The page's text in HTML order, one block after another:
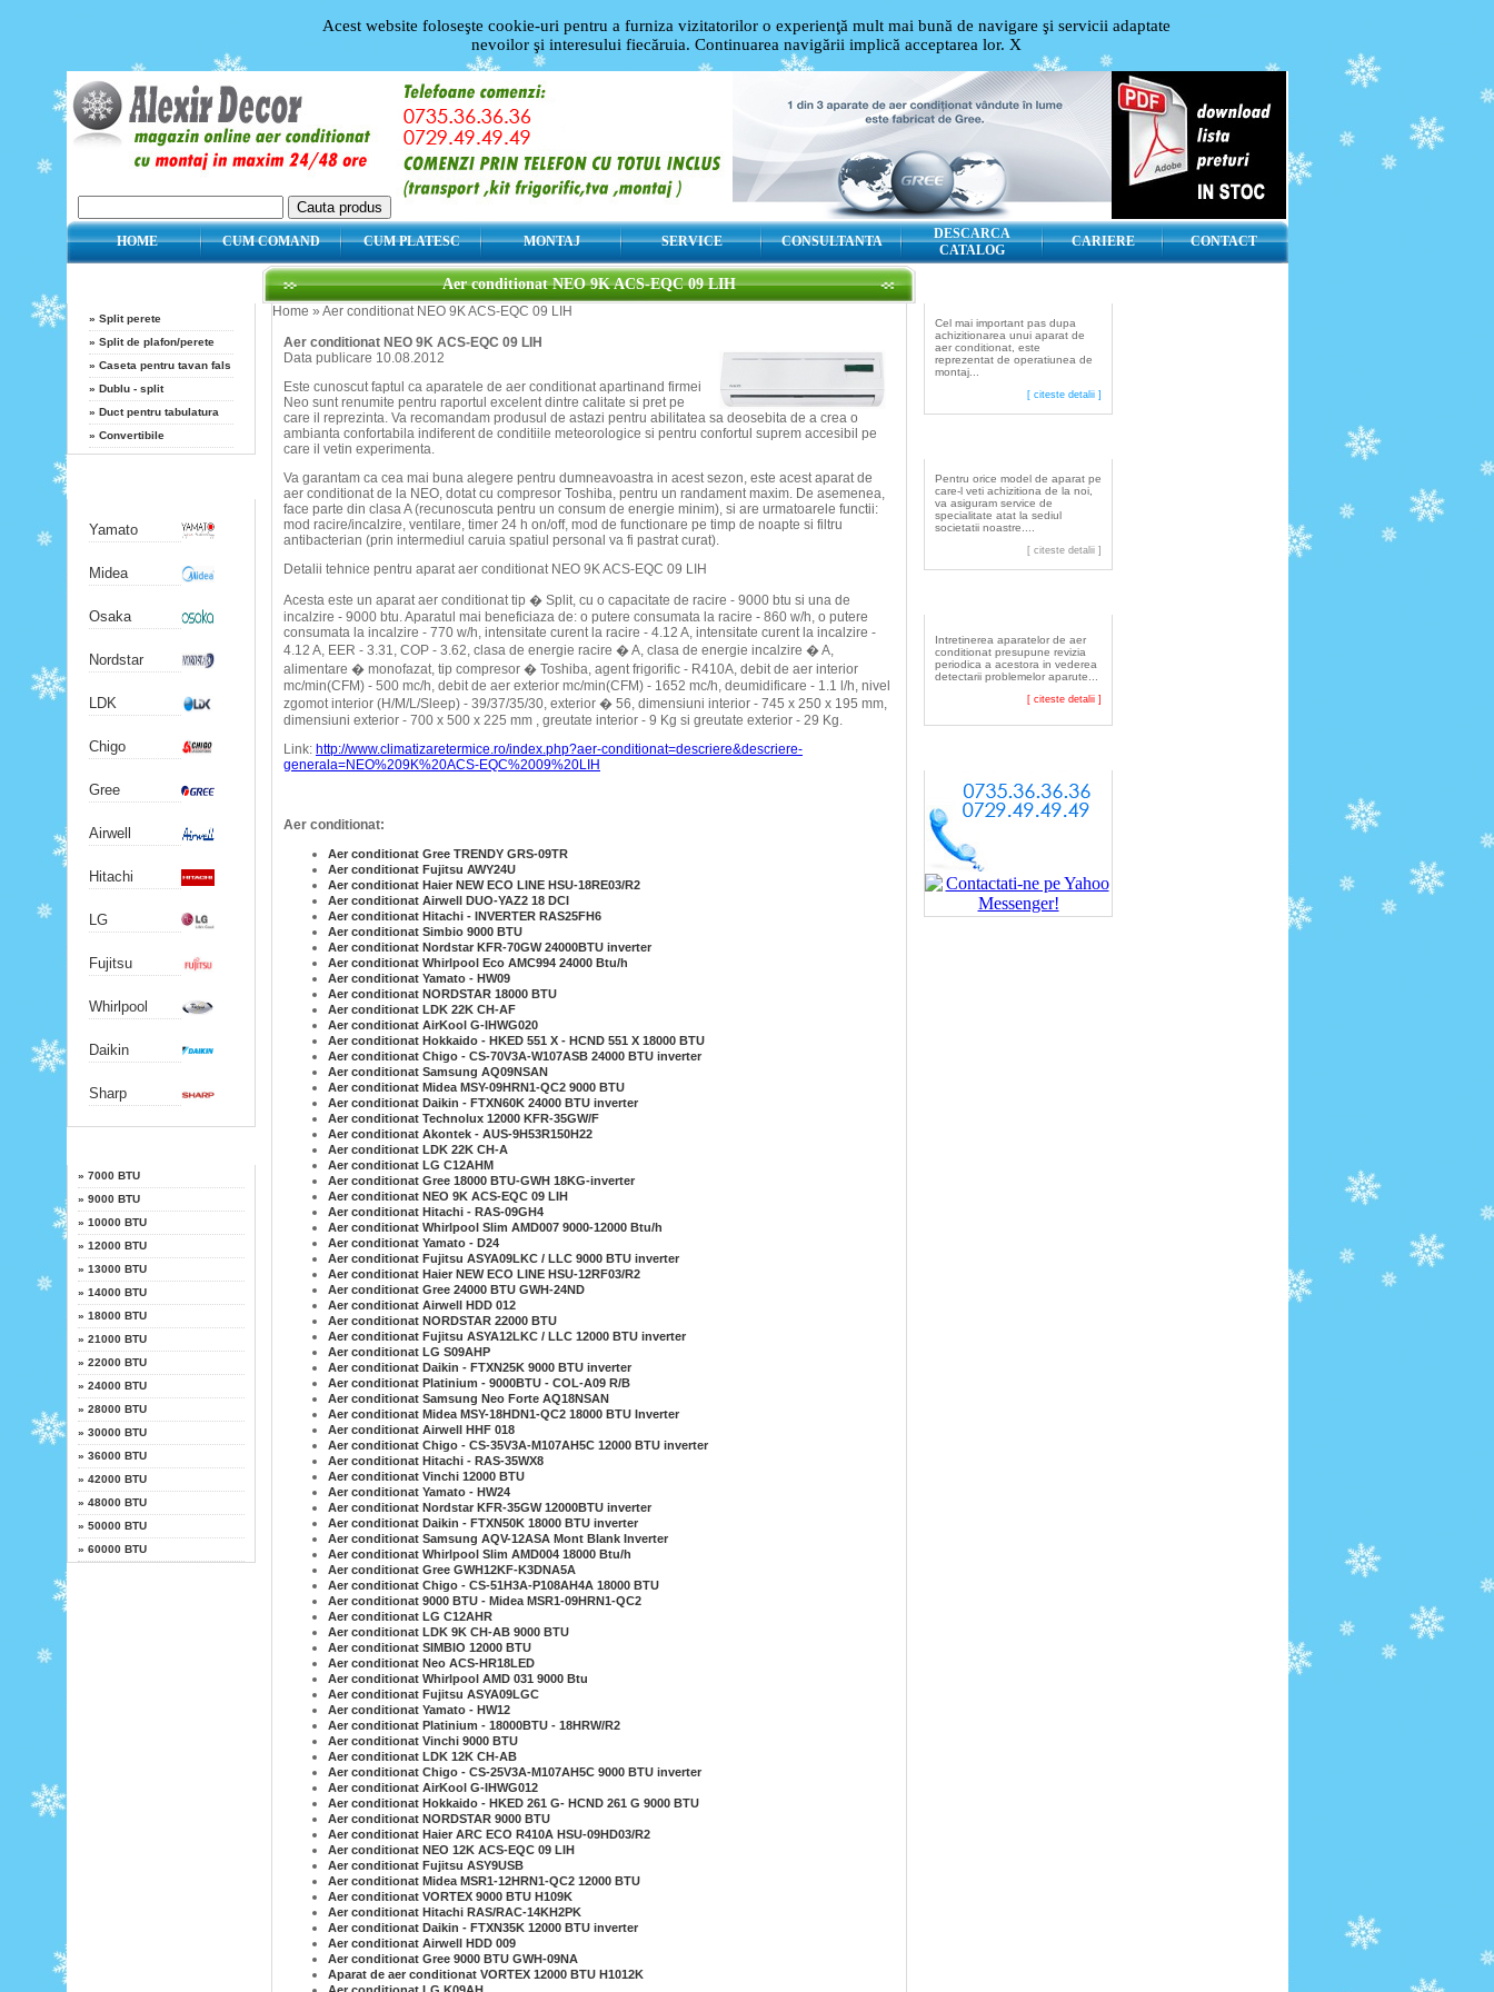
Acest website foloseşte cookie-uri pentru a furniza vizitatorilor o experienţă mult mai bună de navigare şi servicii adaptate
nevoilor şi interesului fiecăruia. Continuarea navigării implică acceptarea lor. X
HOME CUM COMAND CUM PLATESC MONTAJ SERVICE CONSULTANTA
DESCARCA
CATALOG
CARIERE CONTACT
» Split perete
» Split de plafon/perete
» Caseta pentru tavan fals
» Dublu - split
» Duct pentru tabulatura
» Convertibile
Yamato
Midea
Osaka
Nordstar
LDK
Chigo
Gree
Airwell
Hitachi
LG
Fujitsu
Whirlpool
Daikin
Sharp
» 7000 BTU
» 9000 BTU
» 10000 BTU
» 12000 BTU
» 13000 BTU
» 14000 BTU
» 18000 BTU
» 21000 BTU
» 22000 BTU
» 24000 BTU
» 28000 BTU
» 30000 BTU
» 36000 BTU
» 42000 BTU
» 48000 BTU
» 50000 BTU
» 60000 BTU
Aer conditionat NEO 9K ACS-EQC 09 LIH
Home » Aer conditionat NEO 9K ACS-EQC 09 LIH
Aer conditionat NEO 9K ACS-EQC 09 LIH
Data publicare 10.08.2012
Este cunoscut faptul ca aparatele de aer conditionat apartinand firmei
Neo sunt renumite pentru raportul excelent dintre calitate si pret pe
care il reprezinta. Va recomandam produsul de astazi pentru abilitatea sa deosebita de a crea o
ambianta confortabila indiferent de conditiile meteorologice si pentru confortul suprem accesibil pe
care il vetin experimenta.
Va garantam ca cea mai buna alegere pentru dumneavoastra in acest sezon, este acest aparat de
aer conditionat de la NEO, dotat cu compresor Toshiba, pentru un randament maxim. De asemenea,
face parte din clasa A (recunoscuta pentru un consum de energie minim), si are urmatoarele functii:
mod racire/incalzire, ventilare, timer 24 h on/off, mod de functionare pe timp de noapte si filtru
antibacterian (prin intermediul caruia spatiul personal va fi pastrat curat).
Detalii tehnice pentru aparat aer conditionat NEO 9K ACS-EQC 09 LIH
Acesta este un aparat aer conditionat tip � Split, cu o capacitate de racire - 9000 btu si una de
incalzire - 9000 btu. Aparatul mai beneficiaza de: o putere consumata la racire - 860 w/h, o putere
consumata la incalzire - 770 w/h, intensitate curent la racire - 4.12 A, intensitate curent la incalzire -
4.12 A, EER - 3.31, COP - 3.62, clasa de energie racire � A, clasa de energie incalzire � A,
alimentare � monofazat, tip compresor � Toshiba, agent frigorific - R410A, debit de aer interior
mc/min(CFM) - 500 mc/h, debit de aer exterior mc/min(CFM) - 1652 mc/h, deumidificare - 1.1 l/h, nivel
zgomot interior (H/M/L/Sleep) - 39/37/35/30, exterior � 56, dimensiuni interior - 745 x 250 x 195 mm,
dimensiuni exterior - 700 x 500 x 225 mm , greutate interior - 9 Kg si greutate exterior - 29 Kg.
Link: http://www.climatizaretermice.ro/index.php?aer-conditionat=descriere&descriere-
generala=NEO%209K%20ACS-EQC%2009%20LIH
Aer conditionat:
Aer conditionat Gree TRENDY GRS-09TR
Aer conditionat Fujitsu AWY24U
Aer conditionat Haier NEW ECO LINE HSU-18RE03/R2
Aer conditionat Airwell DUO-YAZ2 18 DCI
Aer conditionat Hitachi - INVERTER RAS25FH6
Aer conditionat Simbio 9000 BTU
Aer conditionat Nordstar KFR-70GW 24000BTU inverter
Aer conditionat Whirlpool Eco AMC994 24000 Btu/h
Aer conditionat Yamato - HW09
Aer conditionat NORDSTAR 18000 BTU
Aer conditionat LDK 22K CH-AF
Aer conditionat AirKool G-IHWG020
Aer conditionat Hokkaido - HKED 551 X - HCND 551 X 18000 BTU
Aer conditionat Chigo - CS-70V3A-W107ASB 24000 BTU inverter
Aer conditionat Samsung AQ09NSAN
Aer conditionat Midea MSY-09HRN1-QC2 9000 BTU
Aer conditionat Daikin - FTXN60K 24000 BTU inverter
Aer conditionat Technolux 12000 KFR-35GW/F
Aer conditionat Akontek - AUS-9H53R150H22
Aer conditionat LDK 22K CH-A
Aer conditionat LG C12AHM
Aer conditionat Gree 18000 BTU-GWH 18KG-inverter
Aer conditionat NEO 9K ACS-EQC 09 LIH
Aer conditionat Hitachi - RAS-09GH4
Aer conditionat Whirlpool Slim AMD007 9000-12000 Btu/h
Aer conditionat Yamato - D24
Aer conditionat Fujitsu ASYA09LKC / LLC 9000 BTU inverter
Aer conditionat Haier NEW ECO LINE HSU-12RF03/R2
Aer conditionat Gree 24000 BTU GWH-24ND
Aer conditionat Airwell HDD 012
Aer conditionat NORDSTAR 22000 BTU
Aer conditionat Fujitsu ASYA12LKC / LLC 12000 BTU inverter
Aer conditionat LG S09AHP
Aer conditionat Daikin - FTXN25K 9000 BTU inverter
Aer conditionat Platinium - 9000BTU - COL-A09 R/B
Aer conditionat Samsung Neo Forte AQ18NSAN
Aer conditionat Midea MSY-18HDN1-QC2 18000 BTU Inverter
Aer conditionat Airwell HHF 018
Aer conditionat Chigo - CS-35V3A-M107AH5C 12000 BTU inverter
Aer conditionat Hitachi - RAS-35WX8
Aer conditionat Vinchi 12000 BTU
Aer conditionat Yamato - HW24
Aer conditionat Nordstar KFR-35GW 12000BTU inverter
Aer conditionat Daikin - FTXN50K 18000 BTU inverter
Aer conditionat Samsung AQV-12ASA Mont Blank Inverter
Aer conditionat Whirlpool Slim AMD004 18000 Btu/h
Aer conditionat Gree GWH12KF-K3DNA5A
Aer conditionat Chigo - CS-51H3A-P108AH4A 18000 BTU
Aer conditionat 9000 BTU - Midea MSR1-09HRN1-QC2
Aer conditionat LG C12AHR
Aer conditionat LDK 9K CH-AB 9000 BTU
Aer conditionat SIMBIO 12000 BTU
Aer conditionat Neo ACS-HR18LED
Aer conditionat Whirlpool AMD 031 9000 Btu
Aer conditionat Fujitsu ASYA09LGC
Aer conditionat Yamato - HW12
Aer conditionat Platinium - 18000BTU - 18HRW/R2
Aer conditionat Vinchi 9000 BTU
Aer conditionat LDK 12K CH-AB
Aer conditionat Chigo - CS-25V3A-M107AH5C 9000 BTU inverter
Aer conditionat AirKool G-IHWG012
Aer conditionat Hokkaido - HKED 261 G- HCND 261 G 9000 BTU
Aer conditionat NORDSTAR 9000 BTU
Aer conditionat Haier ARC ECO R410A HSU-09HD03/R2
Aer conditionat NEO 12K ACS-EQC 09 LIH
Aer conditionat Fujitsu ASY9USB
Aer conditionat Midea MSR1-12HRN1-QC2 12000 BTU
Aer conditionat VORTEX 9000 BTU H109K
Aer conditionat Hitachi RAS/RAC-14KH2PK
Aer conditionat Daikin - FTXN35K 12000 BTU inverter
Aer conditionat Airwell HDD 009
Aer conditionat Gree 9000 BTU GWH-09NA
Aparat de aer conditionat VORTEX 12000 BTU H1012K
Cel mai important pas dupa
achizitionarea unui aparat de
aer conditionat, este
reprezentat de operatiunea de
montaj...
[ citeste detalii ]
Pentru orice model de aparat pe
care-l veti achizitiona de la noi,
va asiguram service de
specialitate atat la sediul
societatii noastre....
[ citeste detalii ]
Intretinerea aparatelor de aer
conditionat presupune revizia
periodica a acestora in vederea
detectarii problemelor aparute...
[ citeste detalii ]